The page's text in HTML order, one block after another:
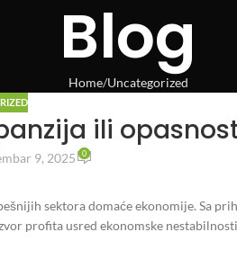
Blog
Home Uncategorized
ili
9, 2025 0
sektora domaće ekonomije. Sa
profita usred ekonomske